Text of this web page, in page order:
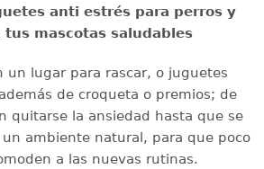
anti estrés para perros y
mascotas saludables
un lugar para rascar, o juguetes
de croqueta o premios; de
quitarse la ansiedad hasta que se
ambiente natural, para que poco
a las nuevas rutinas.